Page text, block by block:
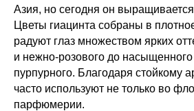
Азия, но сегодня он
Цветы гиацинта собраны в
радуют глаз множеством ярких
и нежно-розового до насыщенного
пурпурного. Благодаря стойкому
часто используют не только во
парфюмерии.